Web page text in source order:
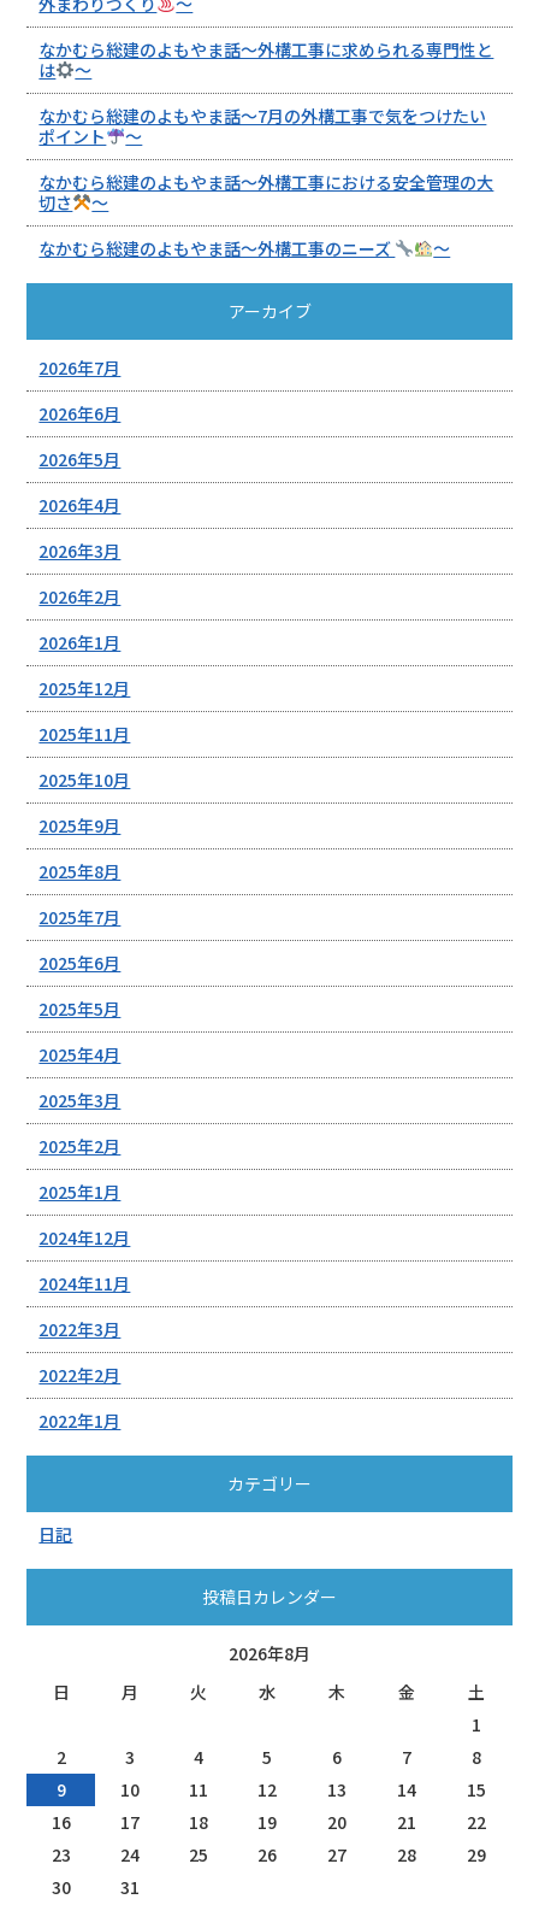
なかむら総建のよもやま話～外構工事に求められる専門性と
は
～
なかむら総建のよもやま話～7月の外構工事で気をつけたい
ポイント
～
なかむら総建のよもやま話～外構工事における安全管理の大
切さ
～
なかむら総建のよもやま話～外構工事のニーズ
～
アーカイブ
2026年7月
2026年6月
2026年5月
2026年4月
2026年3月
2026年2月
2026年1月
2025年12月
2025年11月
2025年10月
2025年9月
2025年8月
2025年7月
2025年6月
2025年5月
2025年4月
2025年3月
2025年2月
2025年1月
2024年12月
2024年11月
2022年3月
2022年2月
2022年1月
カテゴリー
日記
投稿日カレンダー
2026年8月
日
月 火 水 木 金
土
1
2
3 4 5 6 7
8
9
10 11 12 13 14
15
16
17 18 19 20 21
22
23
24 25 26 27 28
29
30
31